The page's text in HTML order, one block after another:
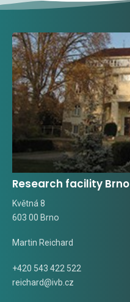
Research facility Brno
Květná 8
603 00 Brno
Martin Reichard
+420 543 422 522
reichard@ivb.cz